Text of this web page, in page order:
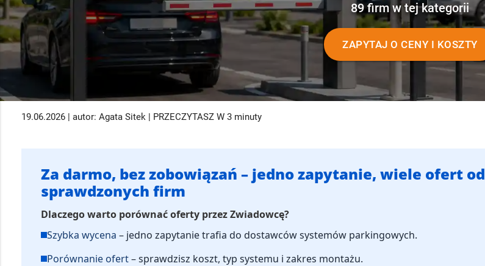
89 firm w tej kategorii
ZAPYTAJ O CENY I KOSZTY
19.06.2026 | autor: Agata Sitek | PRZECZYTASZ W 3 minuty
Za darmo, bez zobowiązań – jedno zapytanie, wiele ofert od
sprawdzonych firm
Dlaczego warto porównać oferty przez Zwiadowcę?
Szybka wycena – jedno zapytanie trafia do dostawców systemów parkingowych.
Porównanie ofert– sprawdzisz koszt, typ systemu i zakres montażu.